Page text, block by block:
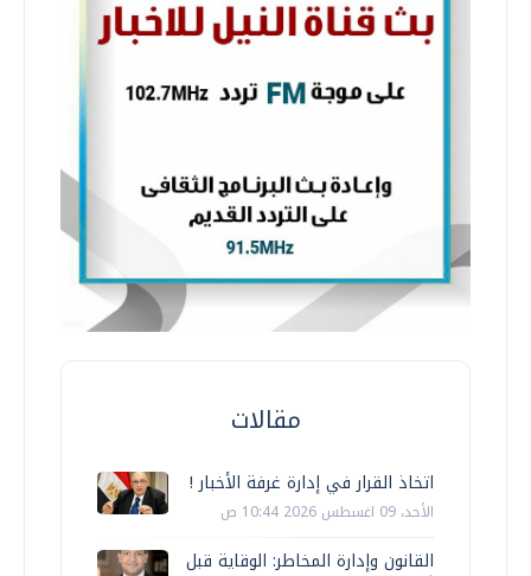
مقالات
اتخاذ القرار في إدارة غرفة الأخبار !
الأحد، 09 اغسطس 2026 10:44 ص
القانون وإدارة المخاطر: الوقاية قبل